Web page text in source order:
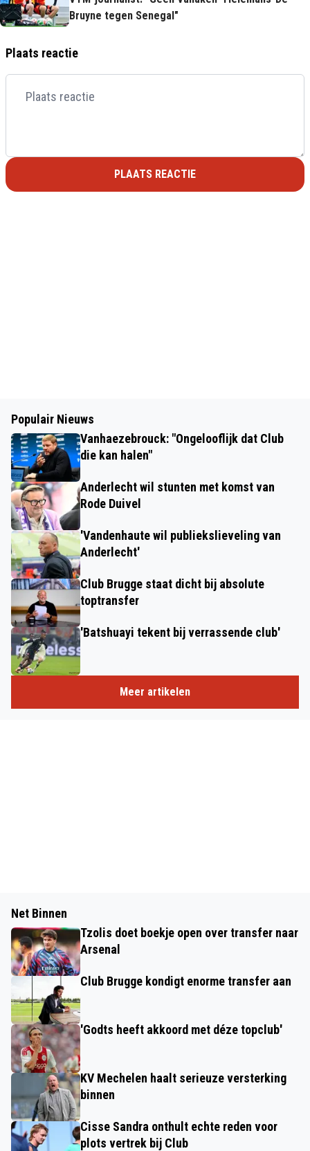
Bruyne tegen Senegal"
Plaats reactie
PLAATS REACTIE
Populair Nieuws
Vanhaezebrouck: "Ongelooflijk dat Club
die kan halen"
Anderlecht wil stunten met komst van
Rode Duivel
'Vandenhaute wil publiekslieveling van
Anderlecht'
Club Brugge staat dicht bij absolute
toptransfer
'Batshuayi tekent bij verrassende club'
Meer artikelen
Net Binnen
Tzolis doet boekje open over transfer naar
Arsenal
Club Brugge kondigt enorme transfer aan
'Godts heeft akkoord met déze topclub'
KV Mechelen haalt serieuze versterking
binnen
Cisse Sandra onthult echte reden voor
plots vertrek bij Club